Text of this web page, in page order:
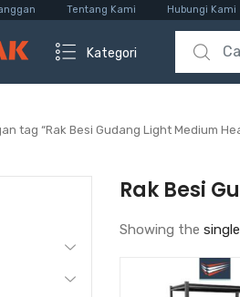
Tentang Kami Hubungi Kami
Kategori
Search for:
tag “Rak Besi Gudang Light Medium
Rak Besi
Showing the single